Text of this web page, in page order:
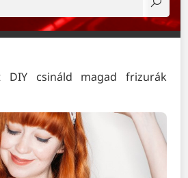
DIY csináld magad frizurák